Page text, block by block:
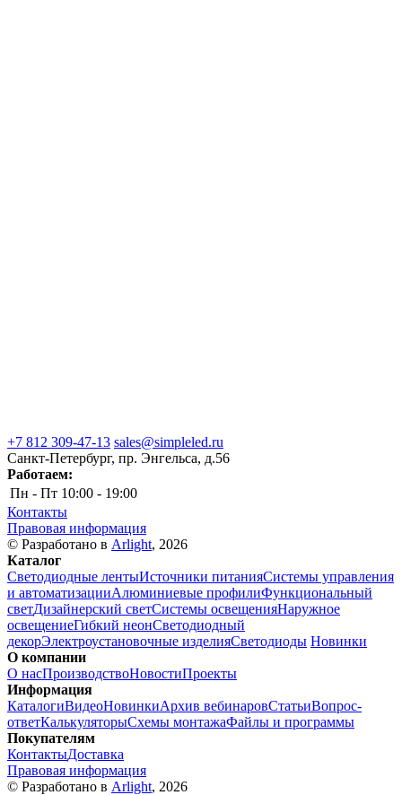
+7 812 309-47-13 sales@simpleled.ru
Санкт-Петербург, пр. Энгельса, д.56
Работаем:
Пн - Пт 10:00 - 19:00
Контакты
Правовая информация
© Разработано в Arlight, 2026
Каталог
Светодиодные лентыИсточники питанияСистемы управления
и автоматизацииАлюминиевые профилиФункциональный
светДизайнерский светСистемы освещенияНаружное
освещениеГибкий неонСветодиодный
декорЭлектроустановочные изделияСветодиоды Новинки
О компании
О насПроизводствоНовостиПроекты
Информация
КаталогиВидеоНовинкиАрхив вебинаровСтатьиВопрос-
ответКалькуляторыСхемы монтажаФайлы и программы
Покупателям
КонтактыДоставка
Правовая информация
© Разработано в Arlight, 2026